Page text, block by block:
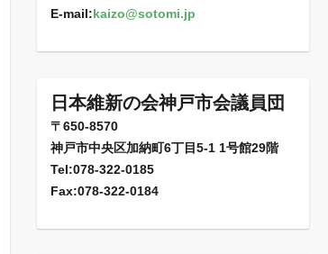
E-mail:kaizo@sotomi.jp
日本維新の会神戸市会議員団
〒650-8570
神戸市中央区加納町6丁目5-1 1号館29階
Tel:078-322-0185
Fax:078-322-0184